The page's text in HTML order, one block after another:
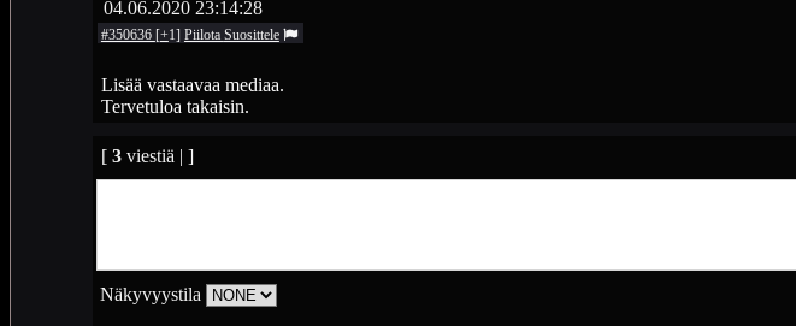
04.06.2020 23:14:28
#350636 [+1] Piilota Suosittele
Lisää vastaavaa mediaa.
Tervetuloa takaisin.
[ 3viestiä | ]
Näkyvyystila